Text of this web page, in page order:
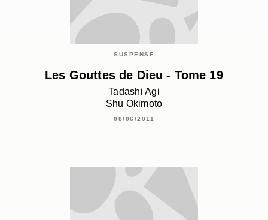
SUSPENSE
Les Gouttes de Dieu - Tome 19
Tadashi Agi
Shu Okimoto
08/06/2011